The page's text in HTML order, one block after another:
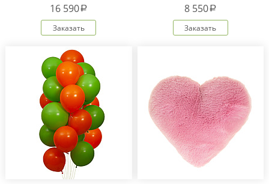
16 590a
Заказать
8 550a
Заказать